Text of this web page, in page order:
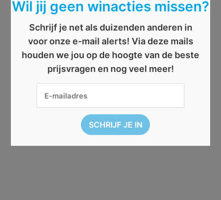
Wil jij geen winacties missen?
Schrijf je net als duizenden anderen in
voor onze e-mail alerts! Via deze mails
houden we jou op de hoogte van de beste
prijsvragen en nog veel meer!